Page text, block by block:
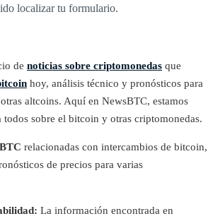
localizar tu formulario.
de noticias sobre criptomonedas que
hoy, análisis técnico y pronósticos para
altcoins. Aquí en NewsBTC, estamos
sobre el bitcoin y otras criptomonedas.
relacionadas con intercambios de bitcoin,
de precios para varias
La información encontrada en